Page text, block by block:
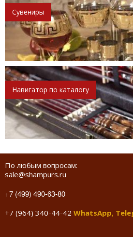
Сувениры
Навигатор по каталогу
По любым вопросам:
sale@shampurs.ru
+7 (499) 490-63-80
+7 (964) 340-44-42 WhatsApp,